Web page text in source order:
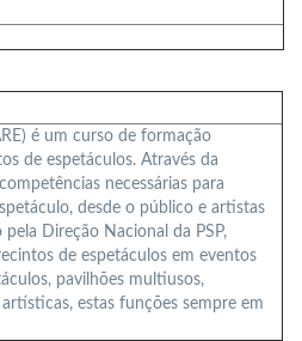
é um curso de formação
de espetáculos. Através da
necessárias para
desde o público e artistas
Direção Nacional da PSP,
de espetáculos em eventos
pavilhões multiusos,
estas funções sempre em